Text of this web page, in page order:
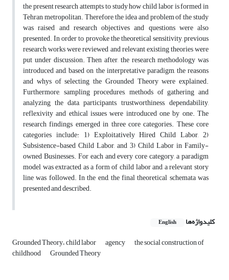
the present research attempts to study how child labor is formed in
Tehran metropolitan. Therefore, the idea and problem of the study
was raised and research objectives and questions were also
presented. In order to provoke the theoretical sensitivity, previous
research works were reviewed and relevant existing theories were
put under discussion. Then after, the research methodology was
introduced and, based on the interpretative paradigm, the reasons
and whys of selecting the Grounded Theory were explained.
Furthermore, sampling procedures, methods of gathering and
analyzing the data, participants, trustworthiness, dependability,
reflexivity and ethical issues were introduced one by one. The
research findings emerged in three core categories. These core
categories include: 1) Exploitatively Hired Child Labor, 2)
Subsistence-based Child Labor, and 3) Child Labor in Family-
owned Businesses. For each and every core category, a paradigm
model was extracted as a form of child labor and a relevant story
line was followed. In the end, the final theoretical schemata was
presented and described.
کلیدواژه‌ها English
Grounded Theory، child labor agency the social construction of
childhood Grounded Theory